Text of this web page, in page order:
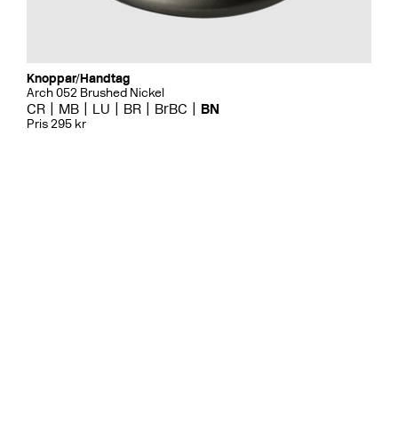
Knoppar/Handtag
Arch 052 Brushed Nickel
CR MB LU BR BrBC BN
Pris 295 kr